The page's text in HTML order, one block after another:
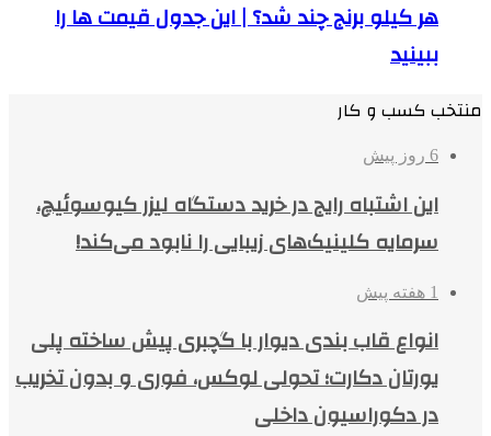
هر کیلو برنج چند شد؟ | این جدول قیمت ها را
ببینید
منتخب کسب و کار
6 روز پیش
این اشتباه رایج در خرید دستگاه لیزر کیوسوئیچ،
سرمایه کلینیک‌های زیبایی را نابود می‌کند!
1 هفته پیش
انواع قاب بندی دیوار با گچبری پیش ساخته پلی
یورتان دکارت؛ تحولی لوکس، فوری و بدون تخریب
در دکوراسیون داخلی